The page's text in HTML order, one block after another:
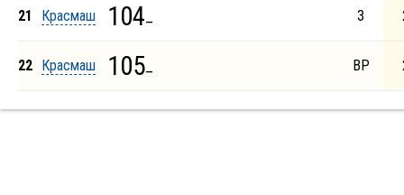
21 Красмаш 104_ З
22 Красмаш 105_ ВР